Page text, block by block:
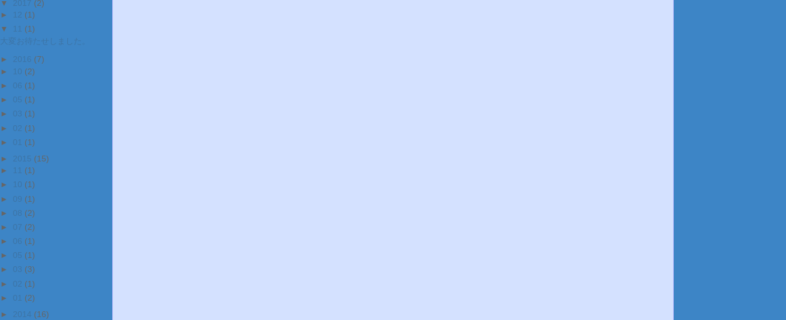
▼ 2017 (2)
►
12 (1)
▼ 11 (1)
大変お待たせしました。
► 2016 (7)
►
10 (2)
► 06 (1)
► 05 (1)
► 03 (1)
► 02 (1)
► 01 (1)
► 2015 (15)
►
11 (1)
► 10 (1)
► 09 (1)
► 08 (2)
► 07 (2)
► 06 (1)
► 05 (1)
► 03 (3)
► 02 (1)
► 01 (2)
► 2014 (16)